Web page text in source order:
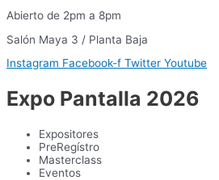
Abierto de 2pm a 8pm
Salón Maya 3 / Planta Baja
Instagram Facebook-f Twitter Youtube
Expo Pantalla 2026
Expositores
PreRegístro
Masterclass
Eventos